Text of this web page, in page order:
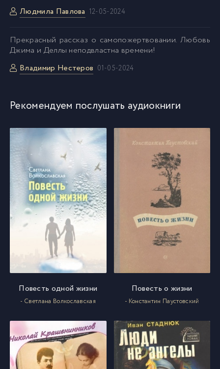
Людмила Павлова 12-05-2024
Прекрасный рассказ о самопожертвовании. Любовь
Джима и Деллы неподвластна времени!
Владимир Нестеров 01-05-2024
Рекомендуем послушать аудиокниги
Повесть одной жизни
- Светлана Волкославская
Повесть о жизни
- Константин Паустовский